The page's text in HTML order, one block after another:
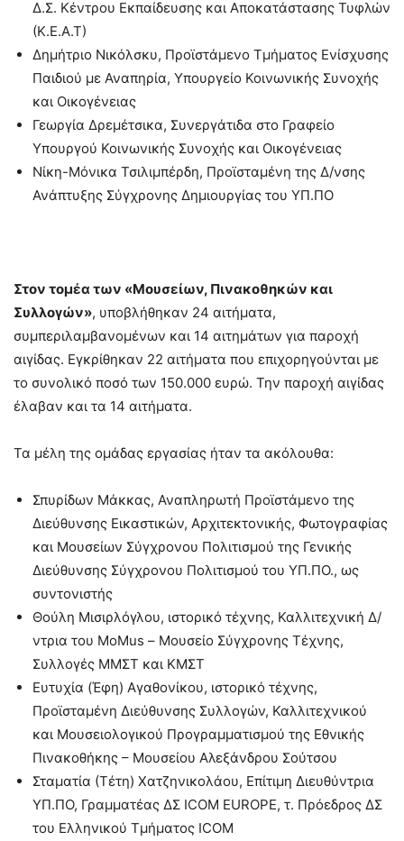
Δ.Σ. Κέντρου Εκπαίδευσης και Αποκατάστασης Τυφλών
(Κ.Ε.Α.Τ)
Δημήτριο Νικόλσκυ, Προϊστάμενο Τμήματος Ενίσχυσης
Παιδιού με Αναπηρία, Υπουργείο Κοινωνικής Συνοχής
και Οικογένειας
Γεωργία Δρεμέτσικα, Συνεργάτιδα στο Γραφείο
Υπουργού Κοινωνικής Συνοχής και Οικογένειας
Νίκη-Μόνικα Τσιλιμπέρδη, Προϊσταμένη της Δ/νσης
Ανάπτυξης Σύγχρονης Δημιουργίας του ΥΠ.ΠΟ
Στον τομέα των «Μουσείων, Πινακοθηκών και
Συλλογών», υποβλήθηκαν 24 αιτήματα,
συμπεριλαμβανομένων και 14 αιτημάτων για παροχή
αιγίδας. Εγκρίθηκαν 22 αιτήματα που επιχορηγούνται με
το συνολικό ποσό των 150.000 ευρώ. Την παροχή αιγίδας
έλαβαν και τα 14 αιτήματα.
Τα μέλη της ομάδας εργασίας ήταν τα ακόλουθα:
Σπυρίδων Μάκκας, Αναπληρωτή Προϊστάμενο της
Διεύθυνσης Εικαστικών, Αρχιτεκτονικής, Φωτογραφίας
και Μουσείων Σύγχρονου Πολιτισμού της Γενικής
Διεύθυνσης Σύγχρονου Πολιτισμού του ΥΠ.ΠΟ., ως
συντονιστής
Θούλη Μισιρλόγλου, ιστορικό τέχνης, Καλλιτεχνική Δ/
ντρια του MoMus – Μουσείο Σύγχρονης Τέχνης,
Συλλογές ΜΜΣΤ και ΚΜΣΤ
Ευτυχία (Έφη) Αγαθονίκου, ιστορικό τέχνης,
Προϊσταμένη Διεύθυνσης Συλλογών, Καλλιτεχνικού
και Μουσειολογικού Προγραμματισμού της Εθνικής
Πινακοθήκης – Μουσείου Αλεξάνδρου Σούτσου
Σταματία (Τέτη) Χατζηνικολάου, Επίτιμη Διευθύντρια
ΥΠ.ΠΟ, Γραμματέας ΔΣ ICOM EUROPE, τ. Πρόεδρος ΔΣ
του Ελληνικού Τμήματος ICOM